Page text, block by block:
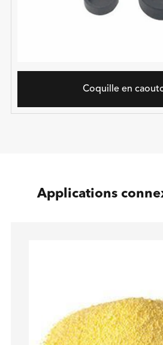
Coquille en
Applications